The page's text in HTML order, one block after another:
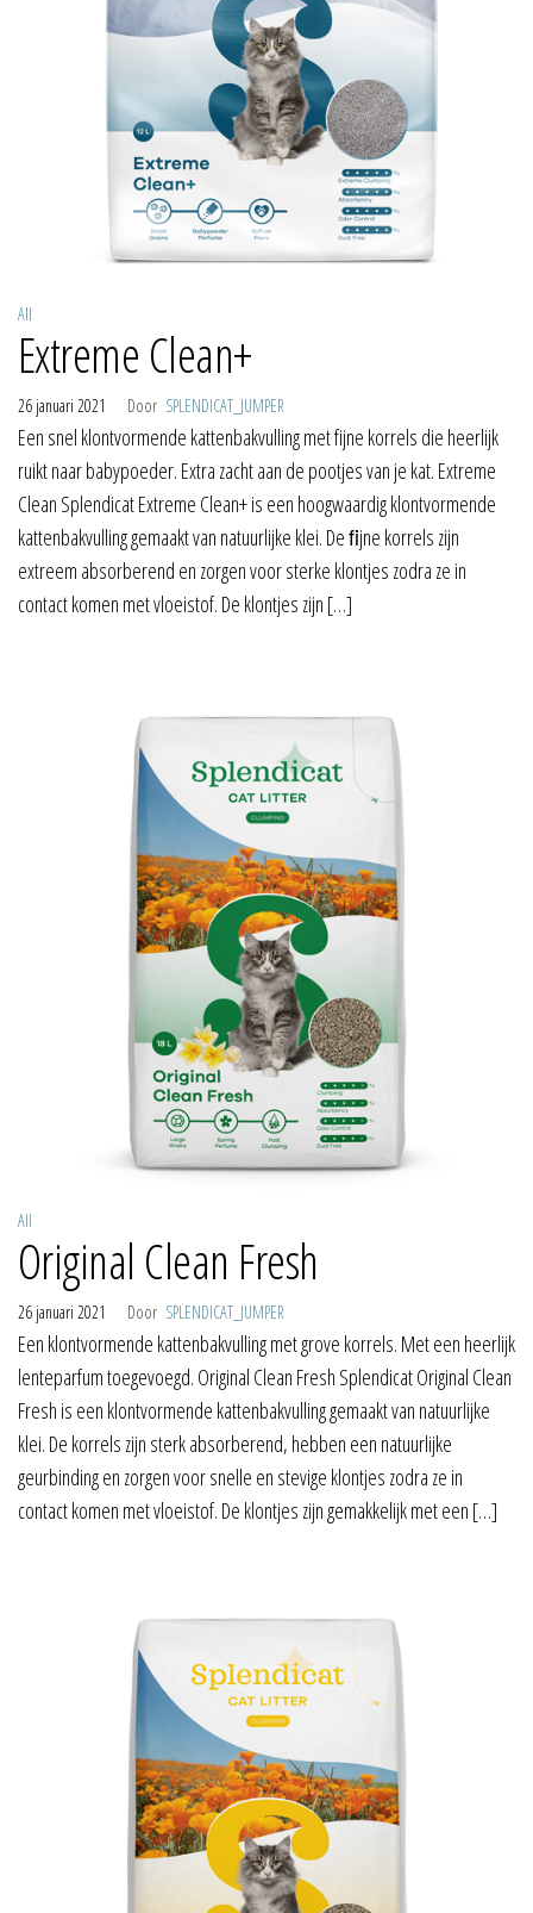
All
Extreme Clean+
26 januari 2021 Door SPLENDICAT_JUMPER
Een snel klontvormende kattenbakvulling met fijne korrels die heerlijk
ruikt naar babypoeder. Extra zacht aan de pootjes van je kat. Extreme
Clean Splendicat Extreme Clean+ is een hoogwaardig klontvormende
kattenbakvulling gemaakt van natuurlijke klei. De ﬁjne korrels zijn
extreem absorberend en zorgen voor sterke klontjes zodra ze in
contact komen met vloeistof. De klontjes zijn […]
All
Original Clean Fresh
26 januari 2021 Door SPLENDICAT_JUMPER
Een klontvormende kattenbakvulling met grove korrels. Met een heerlijk
lenteparfum toegevoegd. Original Clean Fresh Splendicat Original Clean
Fresh is een klontvormende kattenbakvulling gemaakt van natuurlijke
klei. De korrels zijn sterk absorberend, hebben een natuurlijke
geurbinding en zorgen voor snelle en stevige klontjes zodra ze in
contact komen met vloeistof. De klontjes zijn gemakkelijk met een […]